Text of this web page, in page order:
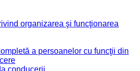
organizarea şi funcţionarea
a persoanelor cu funcţii din
conducerii